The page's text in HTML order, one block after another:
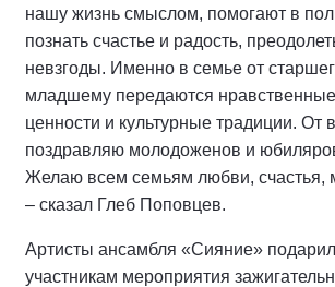
нашу жизнь смыслом, помогают в
познать счастье и радость,
невзгоды. Именно в семье от
младшему передаются
ценности и культурные традиции. От
поздравляю молодоженов и
Желаю всем семьям любви, счастья,
– сказал Глеб Поповцев.
Артисты ансамбля «Сияние»
участникам мероприятия